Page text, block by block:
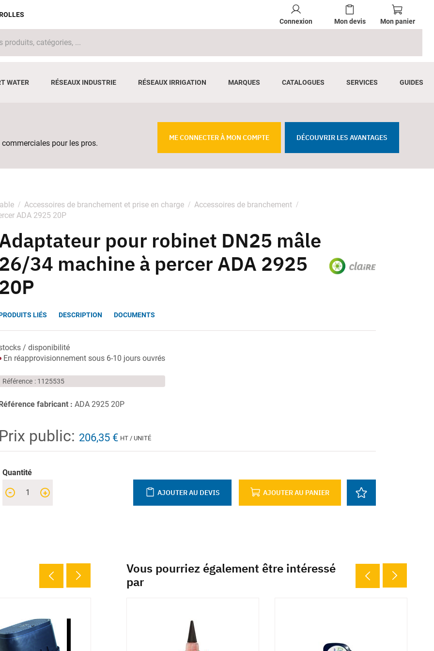
Connexion Mon devis Mon panier
WATER RÉSEAUX INDUSTRIE RÉSEAUX IRRIGATION MARQUES CATALOGUES SERVICES GUIDES
pour les pros.
ME CONNECTER À MON COMPTE DÉCOUVRIR LES AVANTAGES
Accessoires de branchement et prise en charge
Accessoires de branchement
ADA 2925 20P
pour robinet DN25 mâle
26/34 machine à percer ADA 2925
20P
LIÉS DESCRIPTION DOCUMENTS
/ disponibilité
En réapprovisionnement sous 6-10 jours ouvrés
Référence 1125535
fabricant : ADA 2925 20P
Prix public: 206,35 € HT / UNITÉ
Quantité
+
- AJOUTER AU PANIER
AJOUTER AU DEVIS
Vous pourriez également être intéressé
par